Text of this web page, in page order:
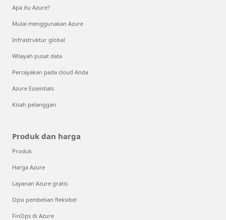
Apa itu Azure?
Mulai menggunakan Azure
Infrastruktur global
Wilayah pusat data
Percayakan pada cloud Anda
Azure Essentials
Kisah pelanggan
Produk dan harga
Produk
Harga Azure
Layanan Azure gratis
Opsi pembelian fleksibel
FinOps di Azure